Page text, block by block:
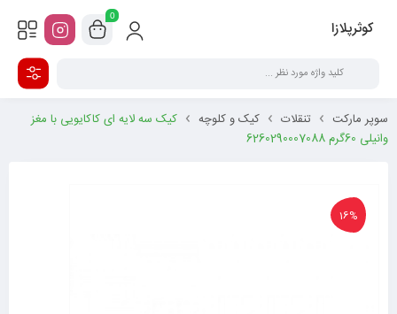
کوثرپلازا
0
سوپر مارکت تنقلات کیک و کلوچه
کیک سه لایه ای کاکایویی با مغز
وانیلی 60گرم 6260290007088
16%